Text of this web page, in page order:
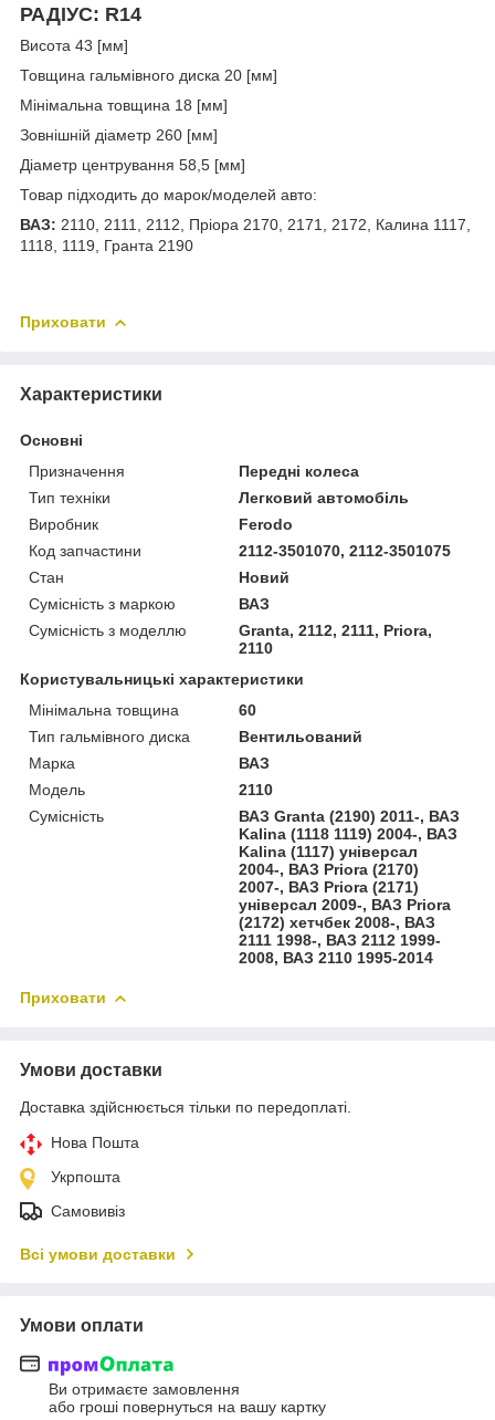
РАДІУС: R14
Висота 43 [мм]
Товщина гальмівного диска 20 [мм]
Мінімальна товщина 18 [мм]
Зовнішній діаметр 260 [мм]
Діаметр центрування 58,5 [мм]
Товар підходить до марок/моделей авто:
ВАЗ: 2110, 2111, 2112, Пріора 2170, 2171, 2172, Калина 1117,
1118, 1119, Гранта 2190
Приховати
Характеристики
Основні
Призначення
Передні колеса
Тип техніки
Легковий автомобіль
Виробник
Ferodo
Код запчастини
2112-3501070, 2112-3501075
Стан
Новий
Сумісність з маркою
ВАЗ
Сумісність з моделлю
Granta, 2112, 2111, Priora,
2110
Користувальницькі характеристики
Мінімальна товщина
60
Тип гальмівного диска
Вентильований
Марка
ВАЗ
Модель
2110
Сумісність
ВАЗ Granta (2190) 2011-, ВАЗ
Kalina (1118 1119) 2004-, ВАЗ
Kalina (1117) універсал
2004-, ВАЗ Priora (2170)
2007-, ВАЗ Priora (2171)
універсал 2009-, ВАЗ Priora
(2172) хетчбек 2008-, ВАЗ
2111 1998-, ВАЗ 2112 1999-
2008, ВАЗ 2110 1995-2014
Приховати
Умови доставки
Доставка здійснюється тільки по передоплаті.
Нова Пошта
Укрпошта
Самовивіз
Всі умови доставки
Умови оплати
Ви отримаєте замовлення
або гроші повернуться на вашу картку